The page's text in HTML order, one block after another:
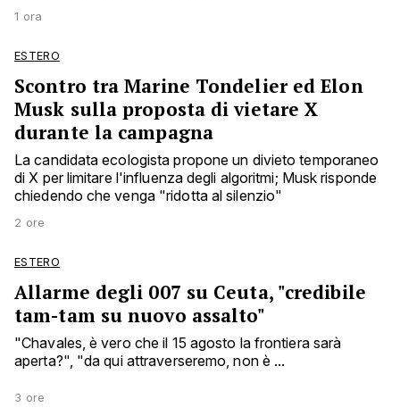
1 ora
ESTERO
Scontro tra Marine Tondelier ed Elon
Musk sulla proposta di vietare X
durante la campagna
La candidata ecologista propone un divieto temporaneo
di X per limitare l'influenza degli algoritmi; Musk risponde
chiedendo che venga "ridotta al silenzio"
2 ore
ESTERO
Allarme degli 007 su Ceuta, "credibile
tam-tam su nuovo assalto"
"Chavales, è vero che il 15 agosto la frontiera sarà
aperta?", "da qui attraverseremo, non è ...
3 ore